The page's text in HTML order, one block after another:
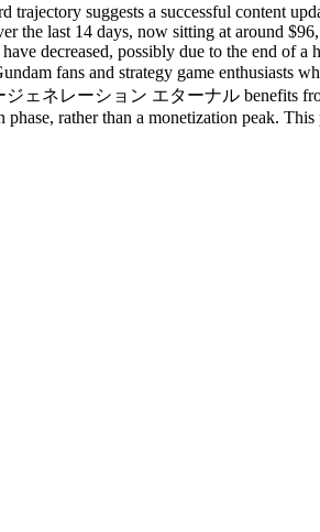
trajectory suggests a successful content
the last 14 days, now sitting at around
decreased, possibly due to the end of
fans and strategy game enthusiasts
ェネレーション エターナル benefits from
phase, rather than a monetization peak.